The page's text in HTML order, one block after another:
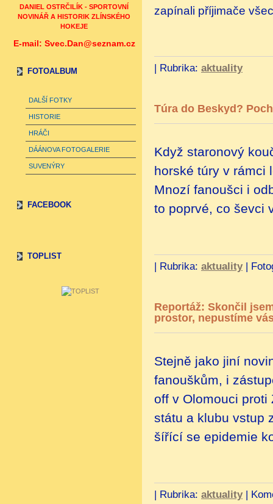
DANIEL OSTRČILÍK - SPORTOVNÍ
NOVINÁŘ A HISTORIK ZLÍNSKÉHO
HOKEJE
E-mail: Svec.Dan@seznam.cz
FOTOALBUM
DALŠÍ FOTKY
HISTORIE
HRÁČI
DÁÁNOVA FOTOGALERIE
SUVENÝRY
FACEBOOK
TOPLIST
zapínali příjimače
| Rubrika: aktuality
Túra do Beskyd?
Když staronový
horské túry v rámci
Mnozí fanoušci i
to poprvé, co ševci
| Rubrika: aktuality |
Reportáž: Skončil
prostor, nepustíme
Stejně jako jiní
fanouškům, i
off v Olomouci
státu a klubu vstup
šířící se epidemie
| Rubrika: aktuality |